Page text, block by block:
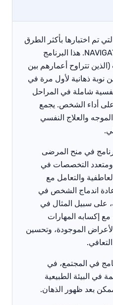
تم اختبارها بأكثر الطرق
شمولاً وتعمقًا هو برنامج NAVIGATE. هذا البرنامج
تتراوح أعمارهم بين
من نوبة ذهانية لأول مرة في
شاملة في المراحل
على أداء الشخص. يجمع
الموجه والعلاج النفسي
في منح المرضى
ومتعدد التخصصات في
والتعامل مع
اندماج الشخص في
على سبيل المثال في
مع إكسابه المهارات
الموجودة، وتحسين
في المجتمع، في
في البيئة الطبيعية
بعد ظهور الذهان.